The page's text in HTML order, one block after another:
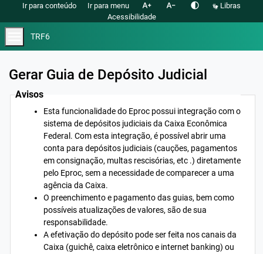
Ir para conteúdo Ir para menu text_increase text_decrease contrast
Libras
Acessibilidade
TRF6
Gerar Guia de Depósito Judicial
Avisos
Esta funcionalidade do Eproc possui integração com o
sistema de depósitos judiciais da Caixa Econômica
Federal. Com esta integração, é possível abrir uma
conta para depósitos judiciais (cauções, pagamentos
em consignação, multas rescisórias, etc .) diretamente
pelo Eproc, sem a necessidade de comparecer a uma
agência da Caixa.
O preenchimento e pagamento das guias, bem como
possíveis atualizações de valores, são de sua
responsabilidade.
A efetivação do depósito pode ser feita nos canais da
Caixa (guichê, caixa eletrônico e internet banking) ou